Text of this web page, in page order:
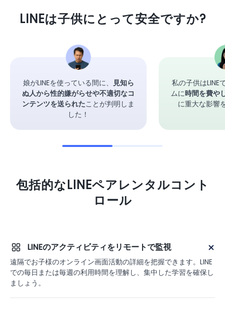
LINEは子供にとって安全ですか?
娘がLINEを使っている間に、
見知ら
ぬ人から性的嫌がらせや不適切なコ
ンテンツを送られたことが判明しま
した！
私の子供はLINE
ムに時間を費や
に重大な影響
包括的なLINEペアレンタルコント
ロール
LINEのアクティビティをリモートで監視
遠隔でお子様のオンライン画面活動の詳細を把握できます。LINE
での毎日または毎週の利用時間を理解し、集中した学習を確保し
ましょう。